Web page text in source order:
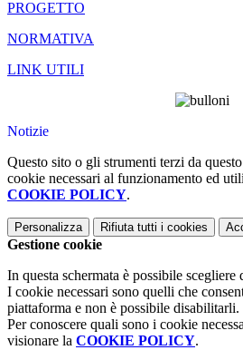
PROGETTO
NORMATIVA
LINK UTILI
Notizie
Questo sito o gli strumenti terzi da
cookie necessari al funzionamento ed
COOKIE POLICY.
Personalizza Rifiuta tutti i cookies
Gestione cookie
In questa schermata è possibile
I cookie necessari sono quelli che
piattaforma e non è possibile disabilitarli.
Per conoscere quali sono i cookie
visionare la COOKIE POLICY.